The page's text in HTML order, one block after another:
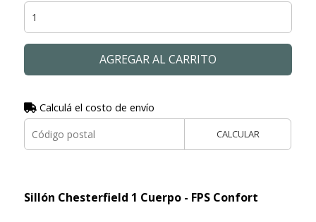
AGREGAR AL CARRITO
Calculá el costo de envío
CALCULAR
Sillón Chesterfield 1 Cuerpo - FPS Confort